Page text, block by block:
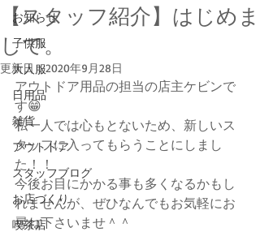
お知らせ
子供服
大人服
日用品
雑貨
アウトドア
スタッフブログ
お店づくり
喫茶店
【スタッフ紹介】はじめま
して。
更新日：2020年9月28日
アウトドア用品の担当の店主ケビンで
す😁
私一人では心もとないため、新しいス
タッフに入ってもらうことにしまし
た！！
今後お目にかかる事も多くなるかもし
れませんが、ぜひなんでもお気軽にお
尋ね下さいませ＾＾